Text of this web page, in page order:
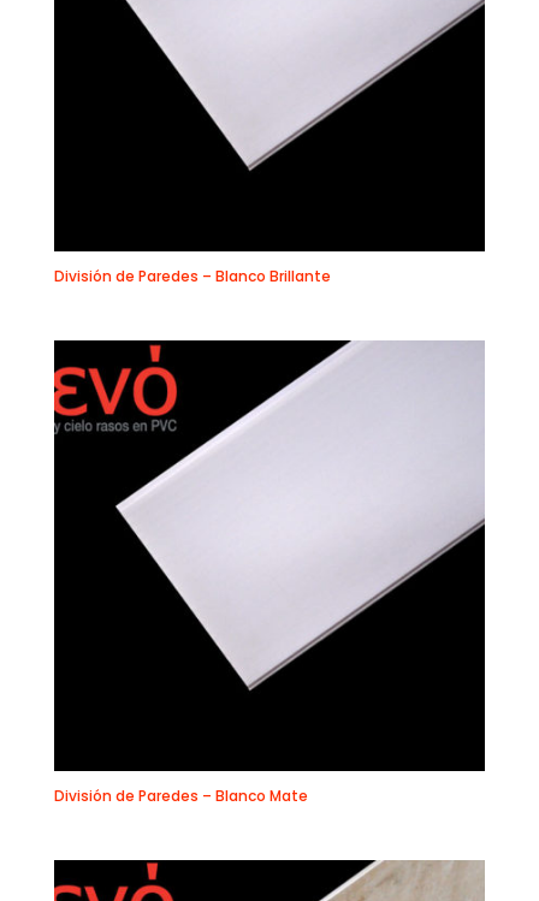
División de Paredes – Blanco Brillante
División de Paredes – Blanco Mate